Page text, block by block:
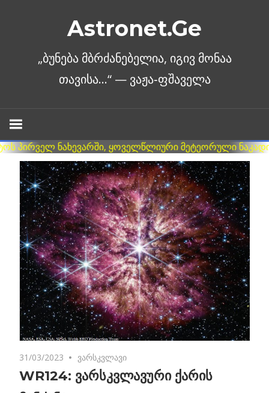
Astronet.Ge
31/03/2023 No comments
ვარსკვლავი
WR124: ვარსკვლავური ქარის